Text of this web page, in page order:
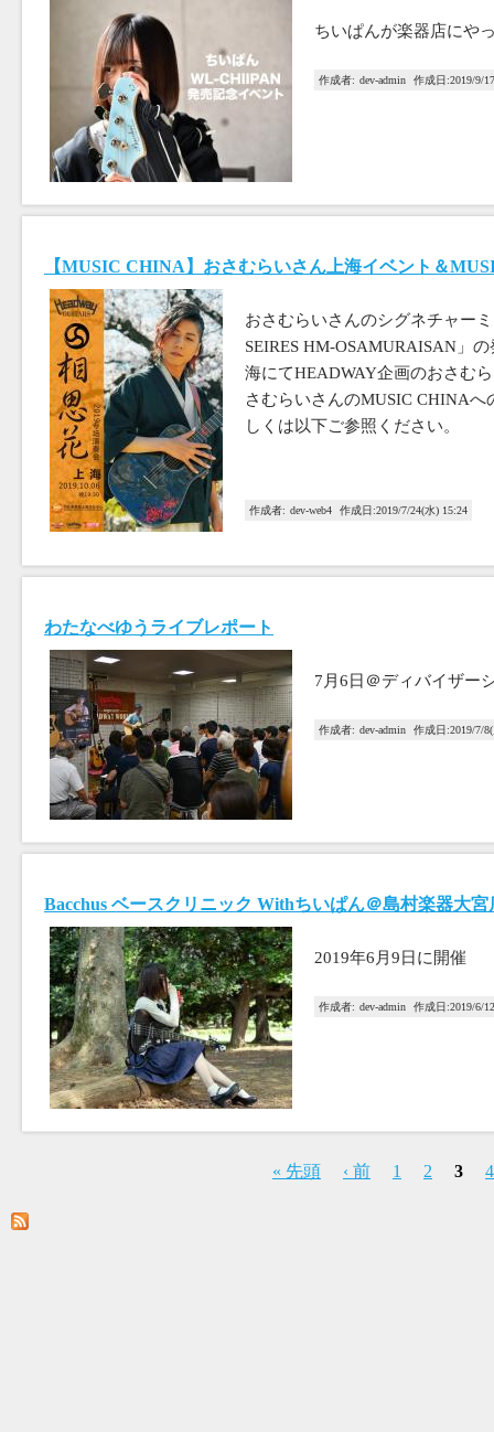
ちいぱんが楽器店にや
作成者: dev-admin 作成日:2019/9/
【MUSIC CHINA】おさむらいさん上海イベント＆
おさむらいさんのシグネチャー
SEIRES HM-OSAMURAISAN」
海にてHEADWAY企画のおさむ
さむらいさんのMUSIC CHINA
しくは以下ご参照ください。
作成者: dev-web4 作成日:2019/7/24(水) 15:24
わたなべゆうライブレポート
7月6日＠ディバイザー
作成者: dev-admin 作成日:2019/7/
Bacchus ベースクリニック Withちいぱん＠島村楽器大宮
2019年6月9日に開催
作成者: dev-admin 作成日:2019/6/
ー
« 先頭 ‹ 前 1 2 3 4